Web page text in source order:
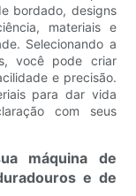
bordado, designs
materiais e
Selecionando a
você pode criar
e precisão.
para dar vida
com seus
máquina de
e de